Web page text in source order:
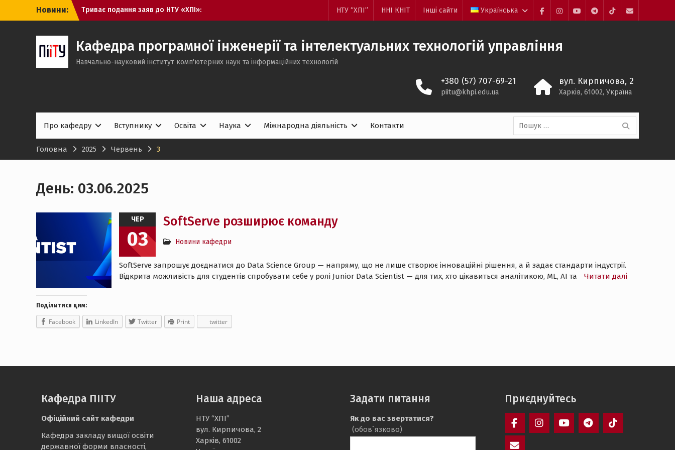
Новини:
Триває подання заяв до НТУ «ХПІ»:
обирайте міжнародно акредитовані
Вступна кампанія 2026: що означають
статуси заяв та які кроки необхідно
виконати вступникам
FacebookInstagram
YouTubeTelegram
TikTokMail
НТУ “ХПІ” ННІ КНІТ Інші сайти Українська
Кафедра програмної інженерії та інтелектуальних технологій управління
Навчально-науковий інститут комп'ютерних наук та інформаційних технологій
+380 (57) 707-69-21
piitu@khpi.edu.ua
вул. Кирпичова, 2
Харків, 61002, Україна
Про кафедру Вступнику Освіта Наука Міжнародна діяльність Контакти
Пошук:
Головна 2025 Червень 3
День: 03.06.2025
ЧЕР
03
SoftServe розширює команду
Новини кафедри
SoftServe запрошує доєднатися до Data Science Group — напряму, що не лише створює інноваційні рішення, а й задає стандарти індустрії.
Відкрита можливість для студентів спробувати себе у ролі Junior Data Scientist — для тих, хто цікавиться аналітикою, ML, AI та
Читати далі
Поділитися цим:
Facebook LinkedIn Twitter Print twitter
Кафедра ПІІТУ
Офіційний сайт кафедри
Кафедра закладу вищої освіти
державної форми власності,
Наша адреса
НТУ “ХПІ”
вул. Кирпичова, 2
Харків, 61002
Задати питання
Як до вас звертатися?
(обов`язково)
Приєднуйтесь
Facebook